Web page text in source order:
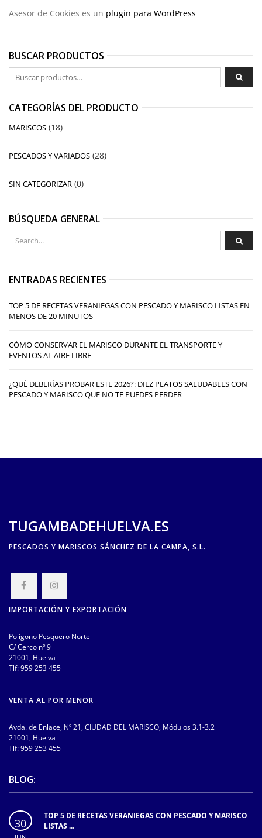
Asesor de Cookies es un plugin para WordPress
BUSCAR PRODUCTOS
Buscar por:
CATEGORÍAS DEL PRODUCTO
MARISCOS (18)
PESCADOS Y VARIADOS (28)
SIN CATEGORIZAR (0)
BÚSQUEDA GENERAL
ENTRADAS RECIENTES
TOP 5 DE RECETAS VERANIEGAS CON PESCADO Y MARISCO LISTAS EN
MENOS DE 20 MINUTOS
CÓMO CONSERVAR EL MARISCO DURANTE EL TRANSPORTE Y
EVENTOS AL AIRE LIBRE
¿QUÉ DEBERÍAS PROBAR ESTE 2026?: DIEZ PLATOS SALUDABLES CON
PESCADO Y MARISCO QUE NO TE PUEDES PERDER
TUGAMBADEHUELVA.ES
PESCADOS Y MARISCOS SÁNCHEZ DE LA CAMPA, S.L.
IMPORTACIÓN Y EXPORTACIÓN
Polígono Pesquero Norte
C/ Cerco nº 9
21001, Huelva
Tlf:959 253 455
VENTA AL POR MENOR
Avda. de Enlace, Nº 21, CIUDAD DEL MARISCO, Módulos 3.1-3.2
21001, Huelva
Tlf:959 253 455
BLOG:
30
TOP 5 DE RECETAS VERANIEGAS CON PESCADO Y MARISCO
LISTAS ...